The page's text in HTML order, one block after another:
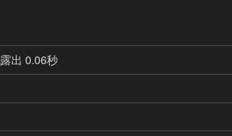
露出 0.06秒